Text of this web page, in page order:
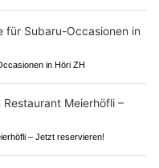
in Höri ZH
– Jetzt reservieren!